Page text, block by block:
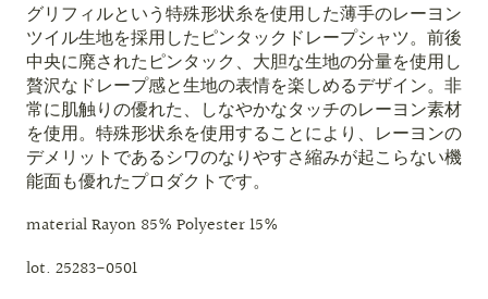
グリフィルという特殊形状糸を使用した薄手のレーヨン
ツイル生地を採用したピンタックドレープシャツ。前後
中央に廃されたピンタック、大胆な生地の分量を使用し
贅沢なドレープ感と生地の表情を楽しめるデザイン。非
常に肌触りの優れた、しなやかなタッチのレーヨン素材
を使用。特殊形状糸を使用することにより、レーヨンの
デメリットであるシワのなりやすさ縮みが起こらない機
能面も優れたプロダクトです。
material Rayon 85% Polyester 15%
lot. 25283-0501